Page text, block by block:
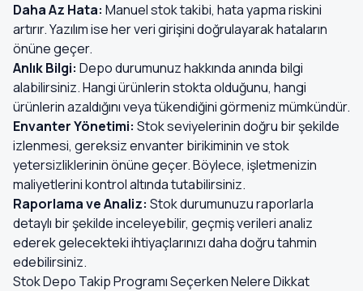
Daha Az Hata: Manuel stok takibi, hata yapma riskini
artırır. Yazılım ise her veri girişini doğrulayarak hataların
önüne geçer.
Anlık Bilgi: Depo durumunuz hakkında anında bilgi
alabilirsiniz. Hangi ürünlerin stokta olduğunu, hangi
ürünlerin azaldığını veya tükendiğini görmeniz mümkündür.
Envanter Yönetimi: Stok seviyelerinin doğru bir şekilde
izlenmesi, gereksiz envanter birikiminin ve stok
yetersizliklerinin önüne geçer. Böylece, işletmenizin
maliyetlerini kontrol altında tutabilirsiniz.
Raporlama ve Analiz: Stok durumunuzu raporlarla
detaylı bir şekilde inceleyebilir, geçmiş verileri analiz
ederek gelecekteki ihtiyaçlarınızı daha doğru tahmin
edebilirsiniz.
Stok Depo Takip Programı Seçerken Nelere Dikkat